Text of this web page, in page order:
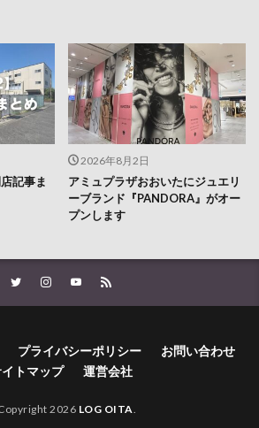
記事ま
2026年8月2日
アミュプラザおおいたにジュエリ
ーブランド『PANDORA』がオー
プンします
プライバシーポリシー
お問い合わせ
トマップ
運営会社
2026 LOG OITA